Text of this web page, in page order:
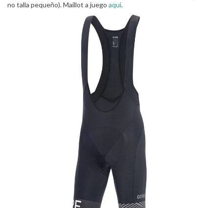
no talla pequeño). Maillot a juego aquí.